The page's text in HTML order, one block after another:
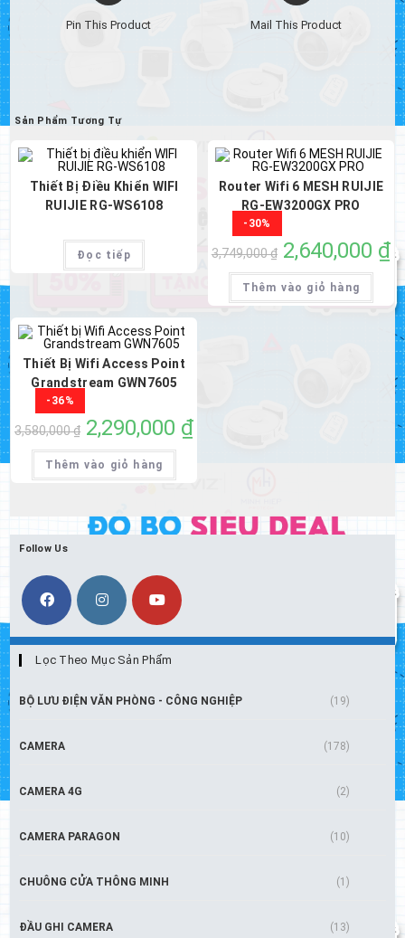
Pin This Product Mail This Product
Sản Phẩm Tương Tự
Thiết Bị Điều Khiển WIFI
RUIJIE RG-WS6108
Đọc tiếp
-30%
Router Wifi 6 MESH RUIJIE
RG-EW3200GX PRO
3,749,000₫
Giá
gốc
là:
3,749,000 ₫.
2,640,000 ₫
là:
Thêm vào giỏ hàng
-36%
Thiết Bị Wifi Access Point
Grandstream GWN7605
3,580,000₫
Giá
gốc
là:
3,580,000 ₫.
2,290,000 ₫Giá
Thêm vào giỏ hàng
Follow Us
Lọc Theo Mục Sản Phẩm
BỘ LƯU ĐIỆN VĂN PHÒNG - CÔNG NGHIỆP (19)
CAMERA (178)
CAMERA 4G (2)
CAMERA PARAGON (10)
CHUÔNG CỬA THÔNG MINH (1)
ĐẦU GHI CAMERA (13)